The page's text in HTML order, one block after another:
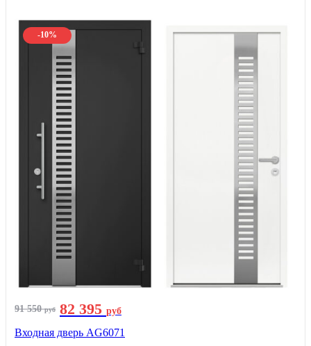
-10%
91 550руб 82 395 руб
Входная дверь AG6071